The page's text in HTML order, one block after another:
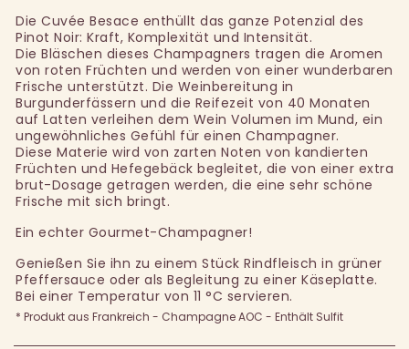
Die Cuvée Besace enthüllt das ganze Potenzial des
Pinot Noir: Kraft, Komplexität und Intensität.
Die Bläschen dieses Champagners tragen die Aromen
von roten Früchten und werden von einer wunderbaren
Frische unterstützt. Die Weinbereitung in
Burgunderfässern und die Reifezeit von 40 Monaten
auf Latten verleihen dem Wein Volumen im Mund, ein
ungewöhnliches Gefühl für einen Champagner.
Diese Materie wird von zarten Noten von kandierten
Früchten und Hefegebäck begleitet, die von einer extra
brut-Dosage getragen werden, die eine sehr schöne
Frische mit sich bringt.
Ein echter Gourmet-Champagner!
Genießen Sie ihn zu einem Stück Rindfleisch in grüner
Pfeffersauce oder als Begleitung zu einer Käseplatte.
Bei einer Temperatur von 11 °C servieren.
* Produkt aus Frankreich - Champagne AOC - Enthält Sulfit